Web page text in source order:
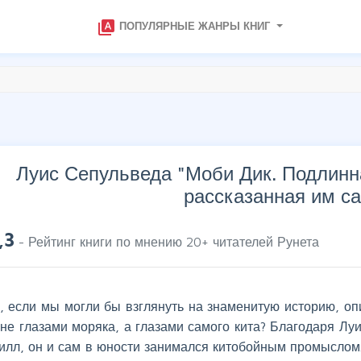
type_specimen ПОПУЛЯРНЫЕ ЖАНРЫ КНИГ
Луис Сепульведа "Моби Дик.
рассказанная им
- Рейтинг книги по мнению 20+ читателей Рунета
если мы могли бы взглянуть на знаменитую историю,
глазами моряка, а глазами самого кита? Благодаря
он и сам в юности занимался китобойным